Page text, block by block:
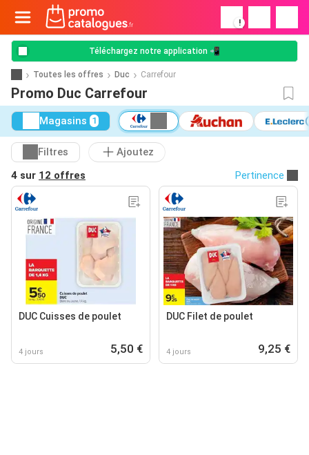
!
Téléchargez notre application 📲
Toutes les offres Duc Carrefour
Promo Duc Carrefour
Magasins 1
Filtres
Ajoutez
4 sur 12 offres Pertinence
DUC Cuisses de poulet
4 jours 5,50 €
DUC Filet de poulet
4 jours 9,25 €